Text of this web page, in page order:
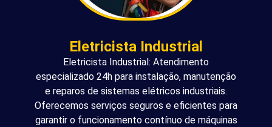
Eletricista Industrial
Eletricista Industrial: Atendimento
especializado 24h para instalação, manutenção
e reparos de sistemas elétricos industriais.
Oferecemos serviços seguros e eficientes para
garantir o funcionamento contínuo de máquinas